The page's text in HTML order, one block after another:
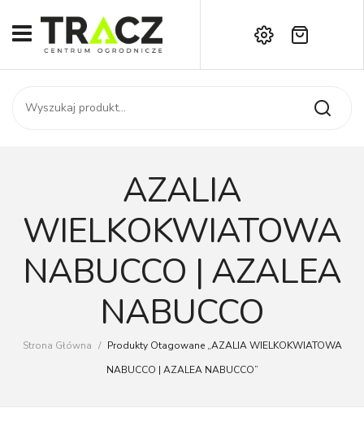
START
SKLEP
KONTAKT
Kontakt
Brak produktów w koszyku.
AZALIA
WIELKOKWIATOWA
NABUCCO | AZALEA
NABUCCO
Strona Główna / Produkty Otagowane „AZALIA WIELKOKWIATOWA
NABUCCO | AZALEA NABUCCO”